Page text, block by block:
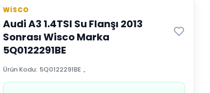
WİSCO
Audi A3 1.4TSI Su Flanşı 2013
Sonrası Wisco Marka
5Q0122291BE
Ürün Kodu: 5Q0122291BE .,